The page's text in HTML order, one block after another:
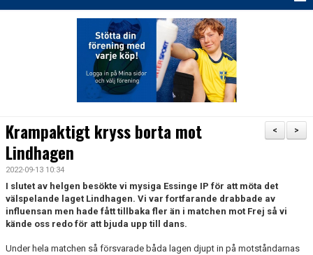
MATCHER
BILDGALLERI
KONTAKT
>
<
Krampaktigt kryss borta mot
Lindhagen
2022-09-13 10:34
I slutet av helgen besökte vi mysiga Essinge IP för att möta det
välspelande laget Lindhagen. Vi var fortfarande drabbade av
influensan men hade fått tillbaka fler än i matchen mot Frej så vi
kände oss redo för att bjuda upp till dans.
Under hela matchen så försvarade båda lagen djupt in på motståndarnas